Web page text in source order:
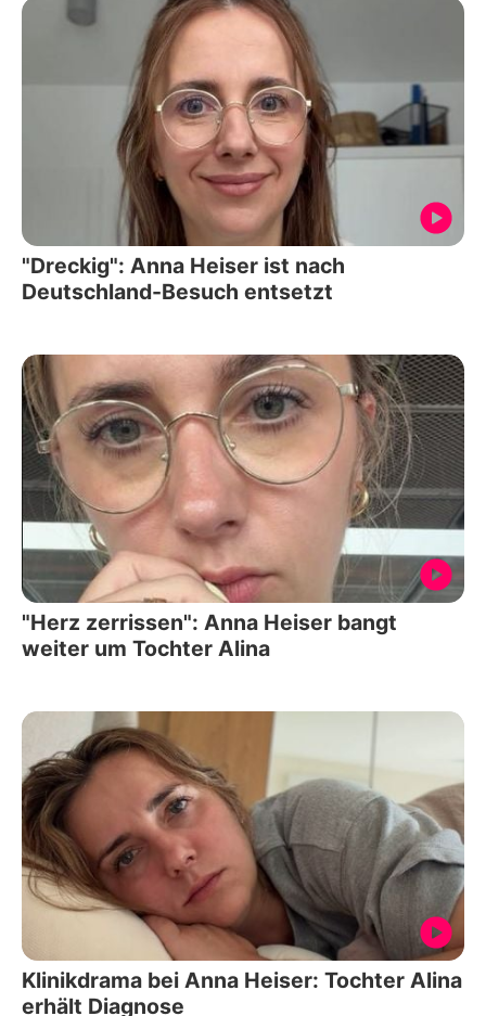
"Dreckig": Anna Heiser ist nach
Deutschland-Besuch entsetzt
"Herz zerrissen": Anna Heiser bangt
weiter um Tochter Alina
Klinikdrama bei Anna Heiser: Tochter Alina
erhält Diagnose